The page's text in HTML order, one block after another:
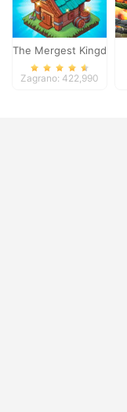
The Mergest Kingdom
Zagrano: 422,990